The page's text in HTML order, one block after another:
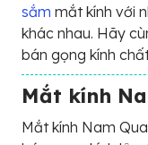
sắm mắt kính với
khác nhau. Hãy
bán gọng kính
Mắt kính
Mắt kính Nam